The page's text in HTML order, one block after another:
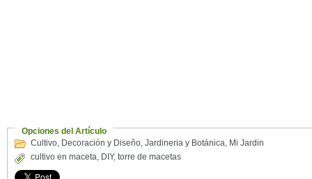
Opciones del Artículo
Cultivo, Decoración y Diseño, Jardineria y Botánica, Mi Jardin
cultivo en maceta, DIY, torre de macetas